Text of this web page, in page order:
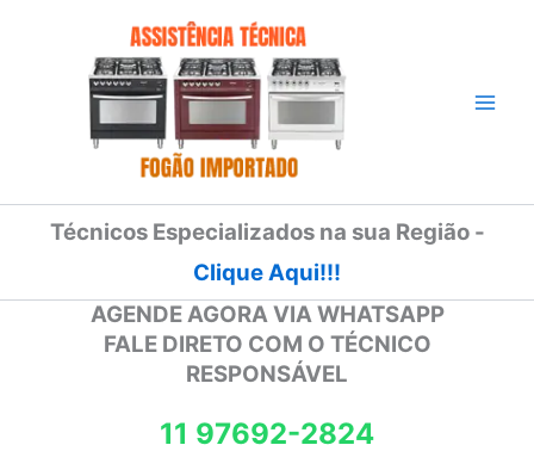
Técnicos Especializados na sua Região -
Clique Aqui!!!
AGENDE AGORA VIA WHATSAPP
FALE DIRETO COM O TÉCNICO
RESPONSÁVEL
11 97692-2824